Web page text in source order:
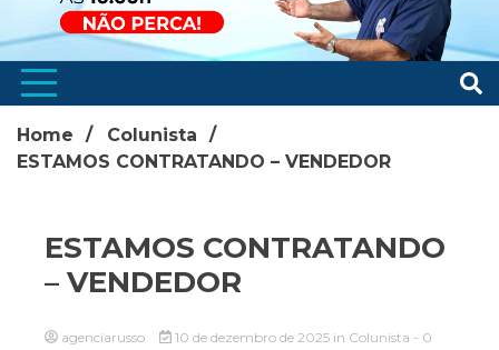
Home
Colunista
ESTAMOS CONTRATANDO – VENDEDOR
ESTAMOS CONTRATANDO
– VENDEDOR
agenciarusso 10 de dezembro de 2025 in Colunista - 0